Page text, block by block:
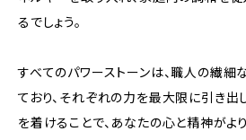
るでしょう。
すべてのパワーストーンは、職人の繊細
ており、それぞれの力を最大限に引き出
を着けることで、あなたの心と精神がよ